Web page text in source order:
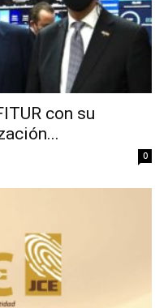
con su
0